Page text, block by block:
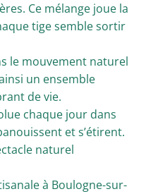
Ce mélange joue la
tige semble sortir
le mouvement naturel
un ensemble
de vie.
chaque jour dans
et s’étirent.
naturel
à Boulogne-sur-